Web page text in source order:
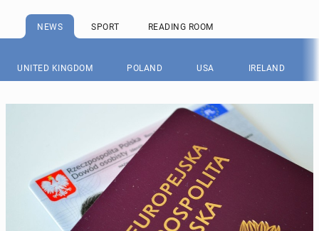
NEWS SPORT READING ROOM
UNITED KINGDOM POLAND USA IRELAND